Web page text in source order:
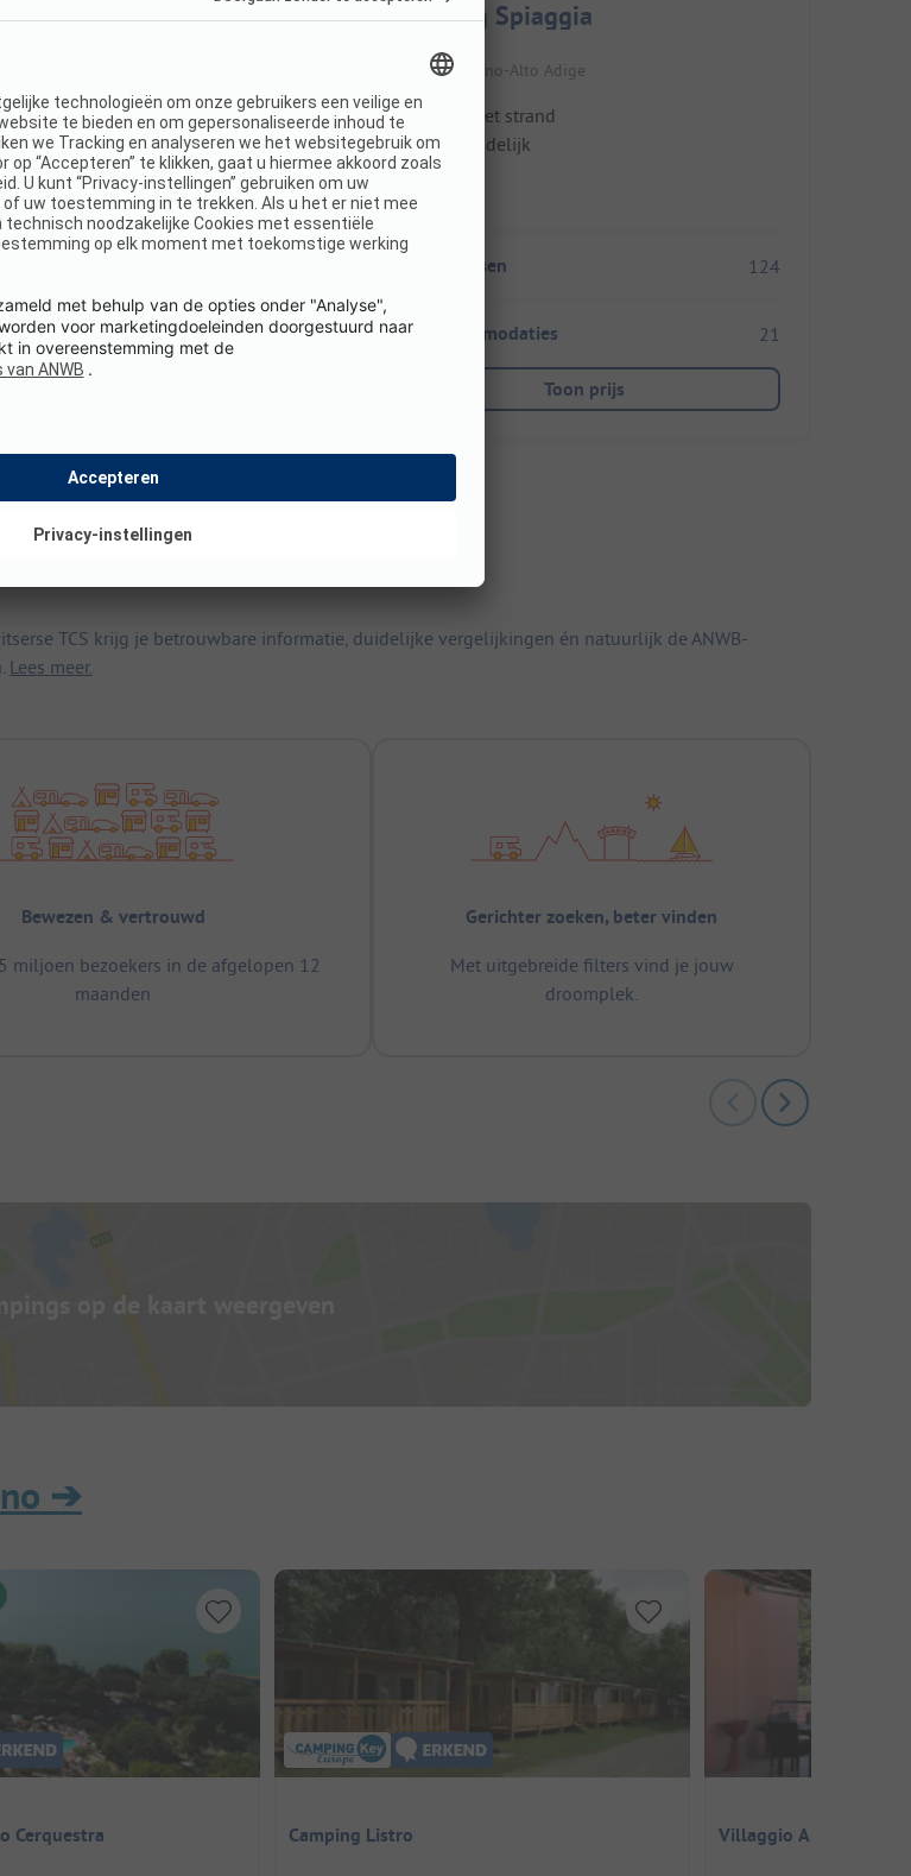
Zum Vahrner See
Alto Adige
tenten & kleine busjes
een snelle tussenstop
ligging vlak bij het meer
6.6
Aangenaam
70
Camping Spiaggia
Italië / Trentino-Alto Adige
Dichtbij het strand
Kindvriendelijk
Winkel
Staanplaatsen 124
Huuraccommodaties 21
Toon prijs
TCS krijg je betrouwbare informatie, duidelijke vergelijkingen én natuurlijk de ANWB-
Lees meer.
Bewezen & vertrouwd
miljoen bezoekers in de afgelopen 12
maanden
Gerichter zoeken, beter vinden
Met uitgebreide filters vind je jouw
droomplek.
op de kaart weergeven
➔
Cerquestra Camping Listro Villaggio Albergo Le